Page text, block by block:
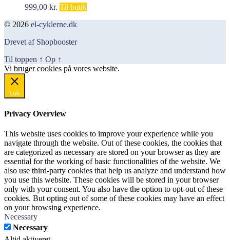
999,00 kr. Til butik
© 2026 el-cyklerne.dk
Drevet af Shopbooster
Til toppen ↑ Op ↑
Vi bruger cookies på vores website.
Luk
Privacy Overview
This website uses cookies to improve your experience while you
navigate through the website. Out of these cookies, the cookies that
are categorized as necessary are stored on your browser as they are
essential for the working of basic functionalities of the website. We
also use third-party cookies that help us analyze and understand how
you use this website. These cookies will be stored in your browser
only with your consent. You also have the option to opt-out of these
cookies. But opting out of some of these cookies may have an effect
on your browsing experience.
Necessary
Necessary